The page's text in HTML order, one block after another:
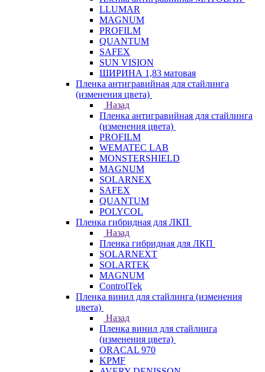
LLUMAR
MAGNUM
PROFILM
QUANTUM
SAFEX
SUN VISION
ШИРИНА 1,83 матовая
Пленка антигравийная для стайлинга
(изменения цвета)
Назад
Пленка антигравийная для стайлинга
(изменения цвета)
PROFILM
WEMATEC LAB
MONSTERSHIELD
MAGNUM
SOLARNEX
SAFEX
QUANTUM
POLYCOL
Пленка гибридная для ЛКП
Назад
Пленка гибридная для ЛКП
SOLARNEXT
SOLARTEK
MAGNUM
ControlTek
Пленка винил для стайлинга (изменения
цвета)
Назад
Пленка винил для стайлинга
(изменения цвета)
ORACAL 970
KPMF